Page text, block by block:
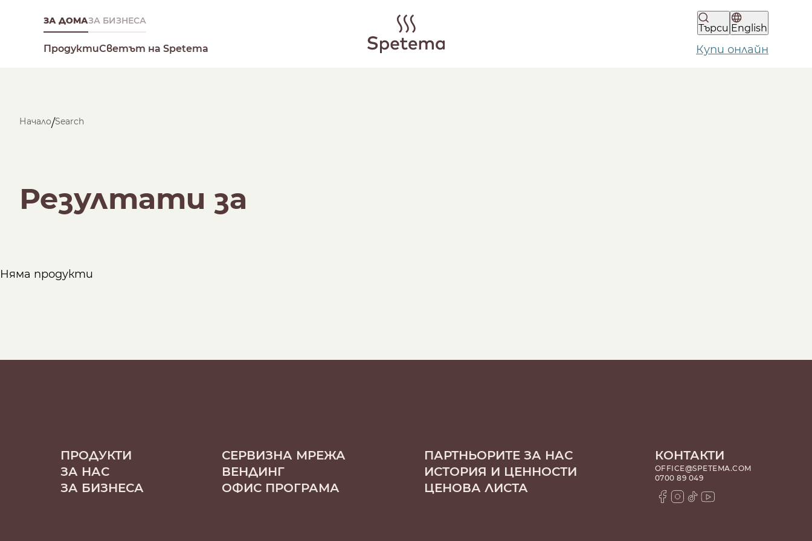
ЗА ДОМАЗА БИЗНЕСА
ПродуктиСветът на Spetema
Търси English
Купи онлайн
Начало/Search
Резултати за
Няма продукти
ПРОДУКТИ
ЗА НАС
ЗА БИЗНЕСА
СЕРВИЗНА МРЕЖА
ВЕНДИНГ
ОФИС ПРОГРАМА
ПАРТНЬОРИТЕ ЗА НАС
ИСТОРИЯ И ЦЕННОСТИ
ЦЕНОВА ЛИСТА
КОНТАКТИ
OFFICE@SPETEMA.COM
0700 89 049